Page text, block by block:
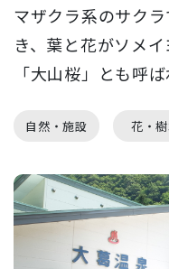
マザクラ系のサク
き、葉と花がソメ
「大山桜」とも呼
自然・施設 花・